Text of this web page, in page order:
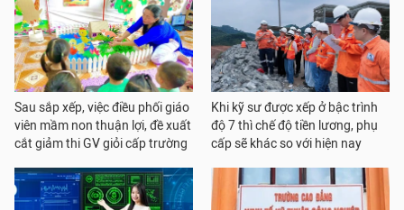
Sau sắp xếp, việc điều phối giáo
viên mầm non thuận lợi, đề xuất
cắt giảm thi GV giỏi cấp trường
Khi kỹ sư được xếp ở bậc trình
độ 7 thì chế độ tiền lương, phụ
cấp sẽ khác so với hiện nay